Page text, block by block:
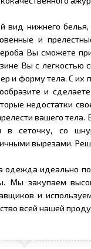
вид нижнего
и
Вы сможете
Вы с легкостью
и форму тела. С их
и
недостатки
вашего
в сеточку, со
вырезами.
одежда идеально
Мы закупаем
и
всей нашей